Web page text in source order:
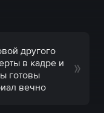
другого
в кадре и
готовы
вечно